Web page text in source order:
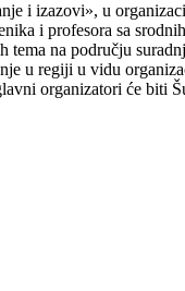
i izazovi», u
i profesora sa
na području
u regiji u vidu
organizatori će biti